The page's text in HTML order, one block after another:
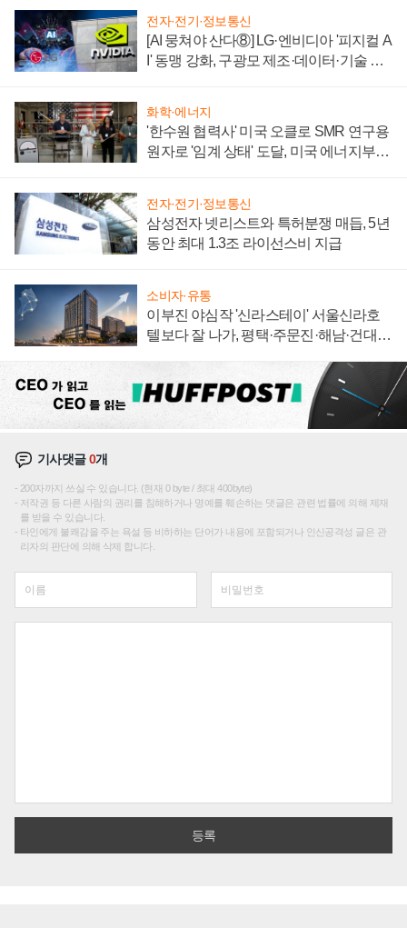
전자·전기·정보통신
[AI 뭉쳐야 산다⑧] LG·엔비디아 '피지컬 A
I' 동맹 강화, 구광모 제조·데이터·기술 결
화학·에너지
'한수원 협력사' 미국 오클로 SMR 연구용
원자로 '임계 상태' 도달, 미국 에너지부
전자·전기·정보통신
삼성전자 넷리스트와 특허분쟁 매듭, 5년
동안 최대 1.3조 라이선스비 지급
소비자·유통
이부진 야심작 '신라스테이' 서울신라호
텔보다 잘 나가, 평택·주문진·해남·건대로
기사댓글0개
200자까지 쓰실 수 있습니다. (현재 0 byte / 최대 400byte)
저작권 등 다른 사람의 권리를 침해하거나 명예를 훼손하는 댓글은 관련 법률에 의해 제재
를 받을 수 있습니다.
타인에게 불쾌감을 주는 욕설 등 비하하는 단어가 내용에 포함되거나 인신공격성 글은 관
리자의 판단에 의해 삭제 합니다.